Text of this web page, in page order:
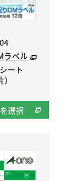
ラベル
ート
選択